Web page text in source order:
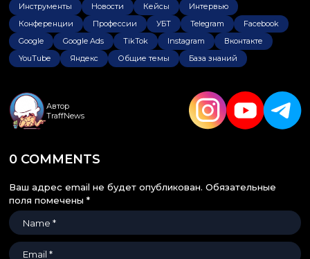
Инструменты
Новости Кейсы
Интервью
Конференции
Профессии УБТ Telegram
Facebook
Google
Google Ads TikTok Instagram
Вконтакте
YouTube
Яндекс Общие темы База знаний
Автор
TraffNews
0 COMMENTS
Ваш адрес email не будет опубликован. Обязательные
поля помечены *